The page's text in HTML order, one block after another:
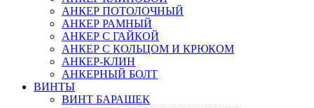
АНКЕР ПОТОЛОЧНЫЙ
АНКЕР РАМНЫЙ
АНКЕР С ГАЙКОЙ
АНКЕР С КОЛЬЦОМ И КРЮКОМ
АНКЕР-КЛИН
АНКЕРНЫЙ БОЛТ
ВИНТЫ
ВИНТ БАРАШЕК